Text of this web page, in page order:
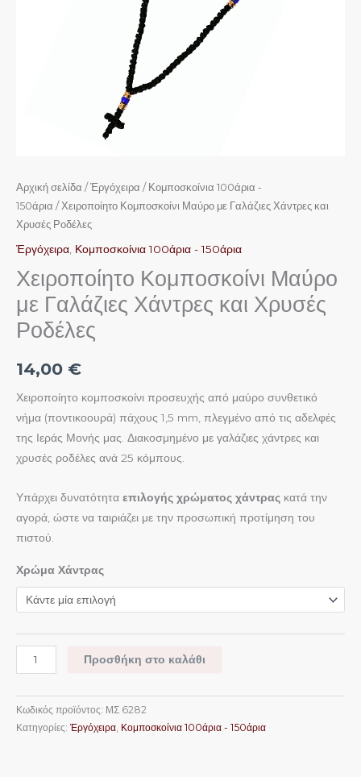
Αρχική σελίδα / Ἐργόχειρα / Κομποσκοίνια 100άρια -
150άρια / Χειροποίητο Κομποσκοίνι Μαύρο με Γαλάζιες Χάντρες και
Χρυσές Ροδέλες
Ἐργόχειρα Κομποσκοίνια 100άρια - 150άρια
Χειροποίητο Κομποσκοίνι Μαύρο
με Γαλάζιες Χάντρες και Χρυσές
Ροδέλες
14,00 €
Χειροποίητο κομποσκοίνι προσευχής από μαύρο συνθετικό
νήμα (ποντικοουρά) πάχους 1,5 mm, πλεγμένο από τις αδελφές
της Ιεράς Μονής μας. Διακοσμημένο με γαλάζιες χάντρες και
χρυσές ροδέλες ανά 25 κόμπους.
Υπάρχει δυνατότητα επιλογής χρώματος χάντρας κατά την
αγορά, ώστε να ταιριάζει με την προσωπική προτίμηση του
πιστού.
Χρώμα Χάντρας
Προσθήκη στο καλάθι
Κωδικός προϊόντος: ΜΣ 6282
Κατηγορίες: Ἐργόχειρα, Κομποσκοίνια 100άρια - 150άρια